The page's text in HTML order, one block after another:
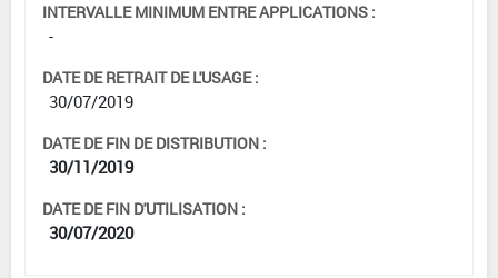
INTERVALLE MINIMUM ENTRE APPLICATIONS :
-
DATE DE RETRAIT DE L'USAGE :
30/07/2019
DATE DE FIN DE DISTRIBUTION :
30/11/2019
DATE DE FIN D'UTILISATION :
30/07/2020